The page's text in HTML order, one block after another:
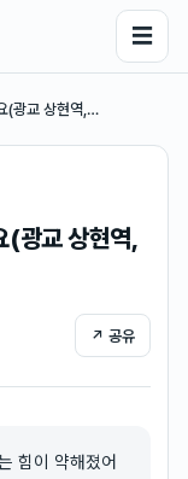
☰
(광교 상현역,…
(광교 상현역,
↗ 공유
힘이 약해졌어